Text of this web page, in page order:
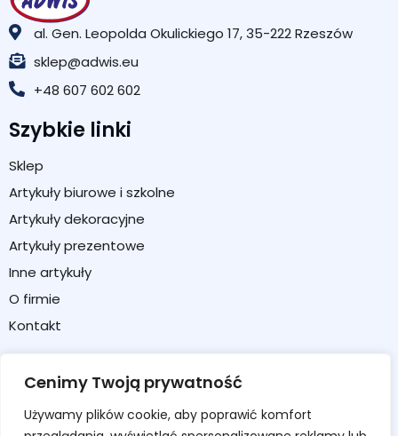
Cenimy Twoją prywatność
Używamy plików cookie, aby poprawić komfort
al. Gen. Leopolda Okulickiego 17, 35-222 Rzeszów
sklep@adwis.eu
+48 607 602 602
Szybkie linki
Sklep
Artykuły biurowe i szkolne
Artykuły dekoracyjne
Artykuły prezentowe
Inne artykuły
O firmie
Kontakt
Koszyk